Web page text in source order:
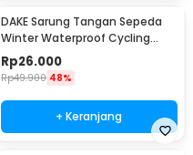
DAKE Sarung Tangan Sepeda
Winter Waterproof Cycling
Gloves XL - KG079
Rp26.000
Rp49.900 48%
+ Keranjang